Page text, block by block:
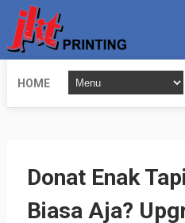
HOME
Donat Enak
Biasa Aja?